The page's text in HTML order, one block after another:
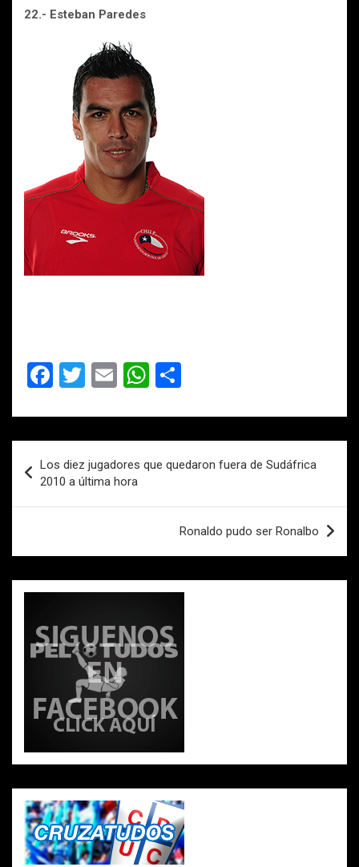
22.- Esteban Paredes
F
ce
o
o
T
tt
er
E
ail
W
at
A
p
m
p
ar
tir
de
entradas
Los diez jugadores que quedaron fuera de Sudáfrica
2010 a última hora
Ronaldo pudo ser Ronalbo